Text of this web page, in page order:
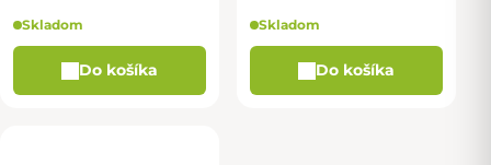
Skladom
Do košíka
Skladom
Do košíka